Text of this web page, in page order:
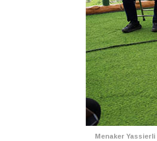
Menaker Yassierli